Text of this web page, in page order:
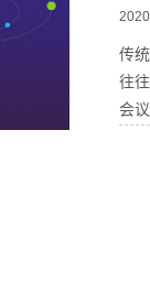
传
往
会